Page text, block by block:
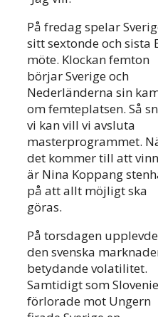
På fredag spelar
sitt sextonde och sista
möte. Klockan femton
börjar Sverige och
Nederländerna sin
om femteplatsen. Så
vi kan vill vi avsluta
masterprogrammet.
det kommer till att
är Nina Koppang
på att allt möjligt ska
göras.
På torsdagen upplevde
den svenska
betydande volatilitet.
Samtidigt som
förlorade mot Ungern